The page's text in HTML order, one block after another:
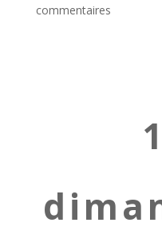
commentaires